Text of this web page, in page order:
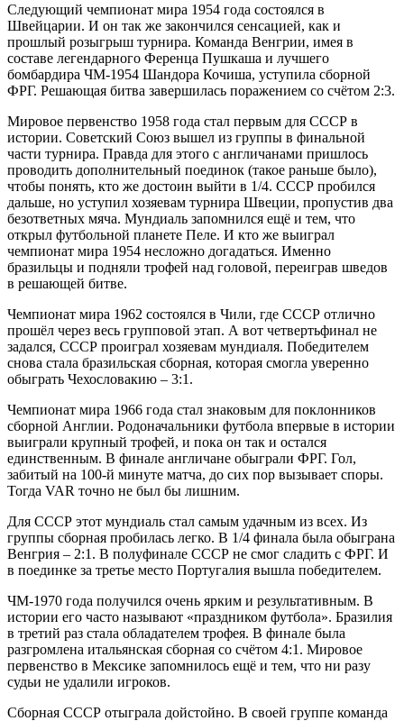
Следующий чемпионат мира 1954 года состоялся в
Швейцарии. И он так же закончился сенсацией, как и
прошлый розыгрыш турнира. Команда Венгрии, имея в
составе легендарного Ференца Пушкаша и лучшего
бомбардира ЧМ-1954 Шандора Кочиша, уступила сборной
ФРГ. Решающая битва завершилась поражением со счётом 2:3.
Мировое первенство 1958 года стал первым для СССР в
истории. Советский Союз вышел из группы в финальной
части турнира. Правда для этого с англичанами пришлось
проводить дополнительный поединок (такое раньше было),
чтобы понять, кто же достоин выйти в 1/4. СССР пробился
дальше, но уступил хозяевам турнира Швеции, пропустив два
безответных мяча. Мундиаль запомнился ещё и тем, что
открыл футбольной планете Пеле. И кто же выиграл
чемпионат мира 1954 несложно догадаться. Именно
бразильцы и подняли трофей над головой, переиграв шведов
в решающей битве.
Чемпионат мира 1962 состоялся в Чили, где СССР отлично
прошёл через весь групповой этап. А вот четвертьфинал не
задался, СССР проиграл хозяевам мундиаля. Победителем
снова стала бразильская сборная, которая смогла уверенно
обыграть Чехословакию – 3:1.
Чемпионат мира 1966 года стал знаковым для поклонников
сборной Англии. Родоначальники футбола впервые в истории
выиграли крупный трофей, и пока он так и остался
единственным. В финале англичане обыграли ФРГ. Гол,
забитый на 100-й минуте матча, до сих пор вызывает споры.
Тогда VAR точно не был бы лишним.
Для СССР этот мундиаль стал самым удачным из всех. Из
группы сборная пробилась легко. В 1/4 финала была обыграна
Венгрия – 2:1. В полуфинале СССР не смог сладить с ФРГ. И
в поединке за третье место Португалия вышла победителем.
ЧМ-1970 года получился очень ярким и результативным. В
истории его часто называют «праздником футбола». Бразилия
в третий раз стала обладателем трофея. В финале была
разгромлена итальянская сборная со счётом 4:1. Мировое
первенство в Мексике запомнилось ещё и тем, что ни разу
судьи не удалили игроков.
Сборная СССР отыграла дойстойно. В своей группе команда